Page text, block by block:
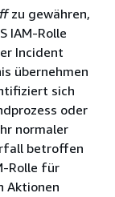
zu gewähren,
IAM-Rolle
Incident
übernehmen
sich
oder
normaler
betroffen
Rolle für
Aktionen